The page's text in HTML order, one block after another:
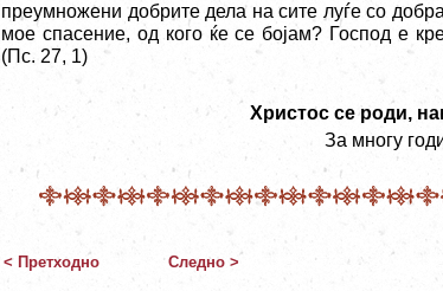
преумножени добрите дела на сите луѓе со
мое спасение, од кого ќе се бојам? Господ е
(Пс. 27, 1)
Христос се роди,
За многу
< Претходно Следно >